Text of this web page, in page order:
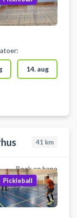
14. aug
41 km
Book en bane
Pickleball